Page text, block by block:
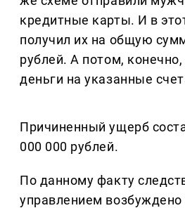
кредитные карты. И в
получил их на общую
рублей. А потом,
деньги на указанные
Причиненный ущерб
000 000 рублей.
По данному факту
управлением возбуждено